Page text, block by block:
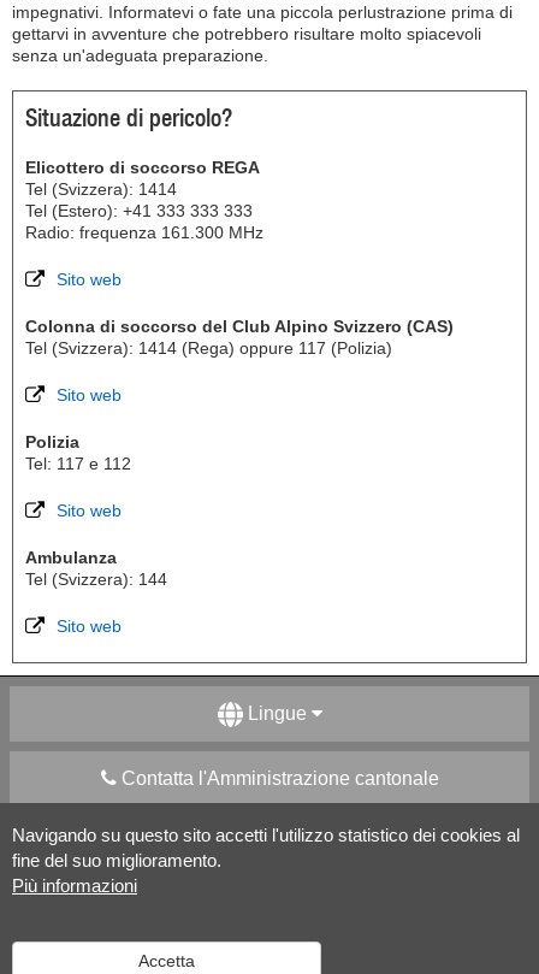
Navigando su questo sito accetti l'utilizzo statistico dei cookies al
fine del suo miglioramento.
Più informazioni
Accetta
impegnativi. Informatevi o fate una piccola perlustrazione prima di
gettarvi in avventure che potrebbero risultare molto spiacevoli
senza un'adeguata preparazione.
Situazione di pericolo?
Elicottero di soccorso REGA
Tel (Svizzera): 1414
Tel (Estero): +41 333 333 333
Radio: frequenza 161.300 MHz
Sito web
Colonna di soccorso del Club Alpino Svizzero (CAS)
Tel (Svizzera): 1414 (Rega) oppure 117 (Polizia)
Sito web
Polizia
Tel: 117 e 112
Sito web
Ambulanza
Tel (Svizzera): 144
Sito web
Lingue
Contatta l'Amministrazione cantonale
Apps Mobile Social media